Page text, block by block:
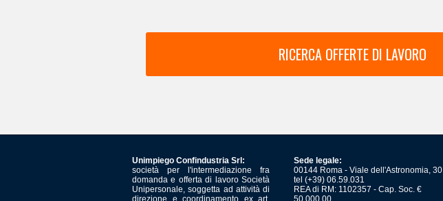
RICERCA OFFERTE DI LAVORO
Unimpiego Confindustria Srl:
società per l'intermediazione fra
domanda e offerta di lavoro Società
Unipersonale, soggetta ad attività di
direzione e coordinamento ex art.
Sede legale:
00144 Roma - Viale dell'Astronomia, 30
tel (+39) 06.59.031
REA di RM: 1102357 - Cap. Soc. €
50.000,00